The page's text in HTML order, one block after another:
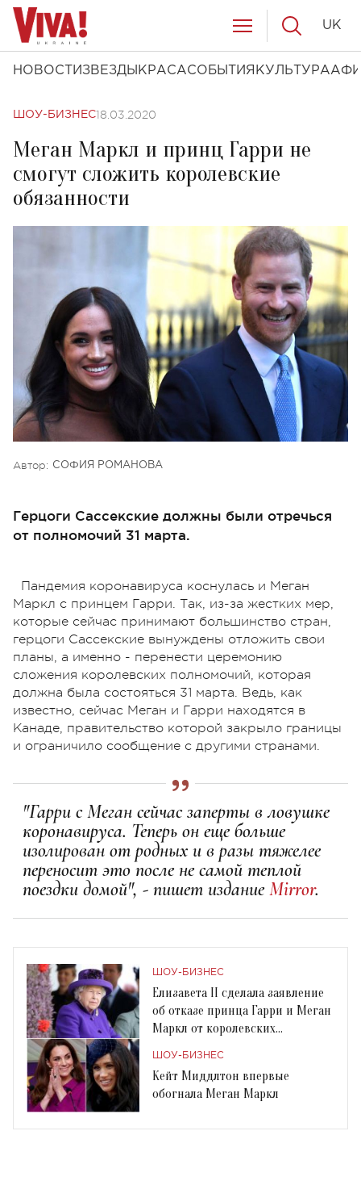
НОВОСТИ ЗВЕЗДЫ КРАСАСОБЫТИЯ КУЛЬТУРА
UK
ШОУ-БИЗНЕС18.03.2020
Меган Маркл и принц Гарри не
смогут сложить королевские
обязанности
Автор: СОФИЯ РОМАНОВА
Герцоги Сассекские должны были отречься
от полномочий 31 марта.
Пандемия коронавируса коснулась и Меган
Маркл с принцем Гарри. Так, из-за жестких мер,
которые сейчас принимают большинство стран,
герцоги Сассекские вынуждены отложить свои
планы, а именно - перенести церемонию
сложения королевских полномочий, которая
должна была состояться 31 марта. Ведь, как
известно, сейчас Меган и Гарри находятся в
Канаде, правительство которой закрыло границы
и ограничило сообщение с другими странами.
"Гарри с Меган сейчас заперты в ловушке
коронавируса. Теперь он еще больше
изолирован от родных и в разы тяжелее
переносит это после не самой теплой
поездки домой", - пишет изданиеMirror.
ШОУ-БИЗНЕС
Елизавета II сделала заявление
об отказе принца Гарри и Меган
Маркл от королевских
ШОУ-БИЗНЕС
Кейт Миддлтон впервые
обогнала Меган Маркл